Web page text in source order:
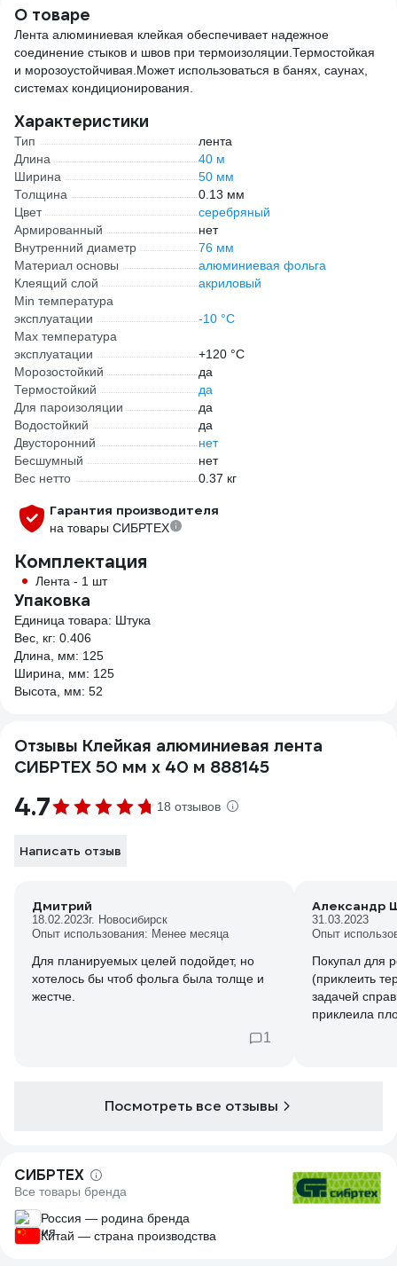
О товаре
Лента алюминиевая клейкая обеспечивает надежное
соединение стыков и швов при термоизоляции.Термостойкая
и морозоустойчивая.Может использоваться в банях, саунах,
системах кондиционирования.
Характеристики
Тип
лента
Длина
40 м
Ширина
50 мм
Толщина
0.13 мм
Цвет
серебряный
Армированный
нет
Внутренний диаметр
76 мм
Материал основы
алюминиевая фольга
Клеящий слой
акриловый
Min температура
эксплуатации
-10 °С
Max температура
эксплуатации
+120 °С
Морозостойкий
да
Термостойкий
да
Для пароизоляции
да
Водостойкий
да
Двусторонний
нет
Бесшумный
нет
Вес нетто
0.37 кг
Гарантия производителя
на товары СИБРТЕХ
Комплектация
Лента - 1 шт
Упаковка
Единица товара: Штука
Вес, кг: 0.406
Длина, мм: 125
Ширина, мм: 125
Высота, мм: 52
Отзывы Клейкая алюминиевая лента
СИБРТЕХ 50 мм х 40 м 888145
4.7 18 отзывов
Написать отзыв
Дмитрий
18.02.2023г. Новосибирск
Опыт использования: Менее месяца
Для планируемых целей подойдет, но
хотелось бы чтоб фольга была толще и
жестче.
1
Александр
31.03.2023
Опыт
Покупал для
(приклеить
задачей
приклеила
Посмотреть все отзывы
СИБРТЕХ
Все товары бренда
Россия — родина бренда
Китай — страна производства